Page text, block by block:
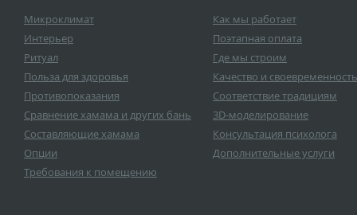
Микроклимат
Интерьер
Ритуал
Польза для здоровья
Противопоказания
Сравнение хамама и других бань
Составляющие хамама
Опции
Требования к помещению
Как мы работает
Поэтапная оплата
Где мы строим
Качество и своевременность
Соответствие традициям
3D-моделирование
Консультация психолога
Дополнительные услуги